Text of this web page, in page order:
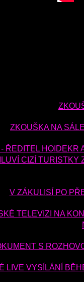
ZKOUŠKA NA
ŘEDITEL HOIDEKR
CIZÍ TURISTKY
V ZÁKULISÍ PO
TELEVIZI NA
S
LIVE VYSÍLÁNÍ